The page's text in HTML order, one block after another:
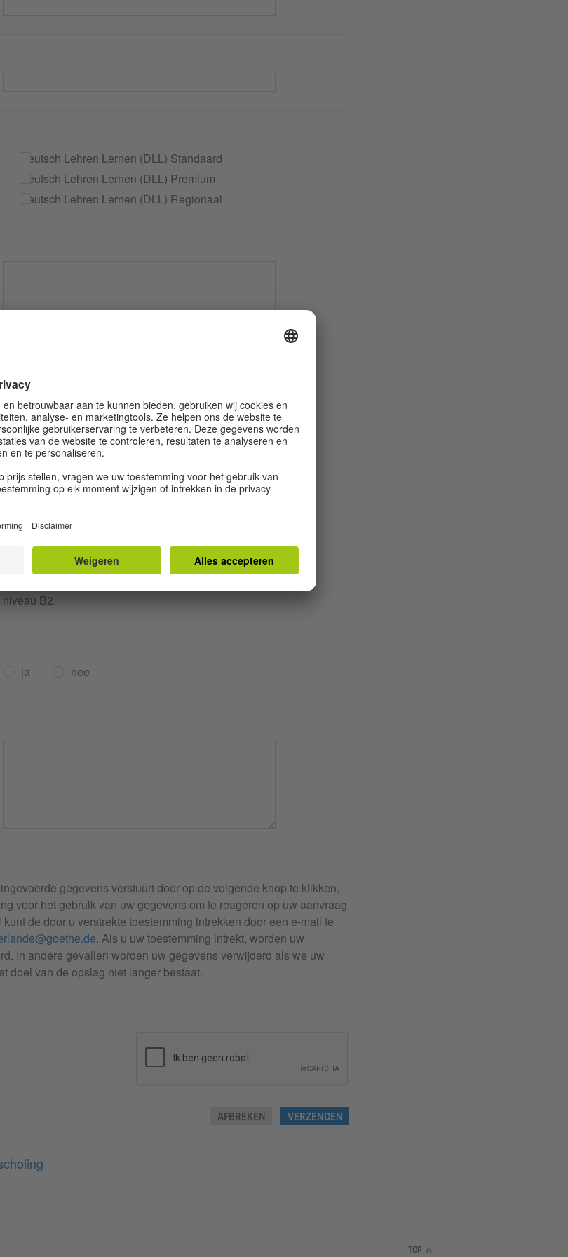
Deutsch Lehren Lernen (DLL) Standaard
Deutsch Lehren Lernen (DLL) Premium
Deutsch Lehren Lernen (DLL) Regionaal
Let op: De totale grootte van alle geüploade bestanden mag niet groter zijn dan
Gelieve uw cv te uploaden.
niveau B2.
ja nee
gegevens verstuurt door op de volgende knop te klikken,
voor het gebruik van uw gegevens om te reageren op uw aanvraag
de door u verstrekte toestemming intrekken door een e-mail te
. Als u uw toestemming intrekt, worden uw
In andere gevallen worden uw gegevens verwijderd als we uw
doel van de opslag niet langer bestaat.
AFBREKEN VERZENDEN
TOP